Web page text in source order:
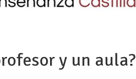
y un aula?